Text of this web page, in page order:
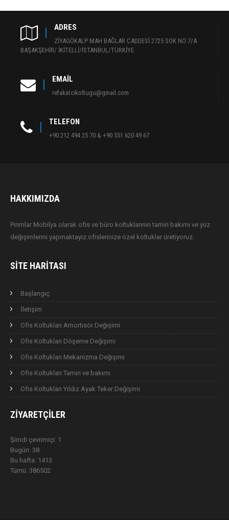
ADRES
ZİYAGÖKALP MAH BAĞLAR CADDESİ 2725 SOK NO:7/A
BAŞAKŞEHİR/ İKİTELLİ/İSTANBUL/TÜRKİYE
EMAIL
refakatcikoltugu@gmail.com
TELEFON
+90 212 494 25 70 & +90 551 620 49 67
HAKKIMIZDA
Pırımlar Mobilya olarak ofis ve büro koltuklarının tamiri bakımı ve yüz
değişimlerini yapmaktayız.ofislerinize özel koltuklar üretiyoruz.
SITE HARITASI
Başlangıç
İletişim
Ofis Koltukları Amortisör Değişimi
Ofis Koltukları Döşeme Değişimi
Ofis Koltukları Mekanizma Değişimi
Ofis Koltukları Tamiri ve bakımı
Ofis Koltukları Yıldız Ayak Teker Değişimi
ZIYARETÇILER
Şimdi çevrimiçi: 1
Bugün: 38
Bu hafta: 1413
Tümü: 386502